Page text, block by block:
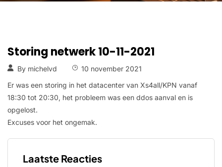
Storing netwerk 10-11-2021
By michelvd
10 november 2021
Er was een storing in het datacenter van Xs4all/KPN vanaf
18:30 tot 20:30, het probleem was een ddos aanval en is
opgelost.
Excuses voor het ongemak.
Laatste Reacties